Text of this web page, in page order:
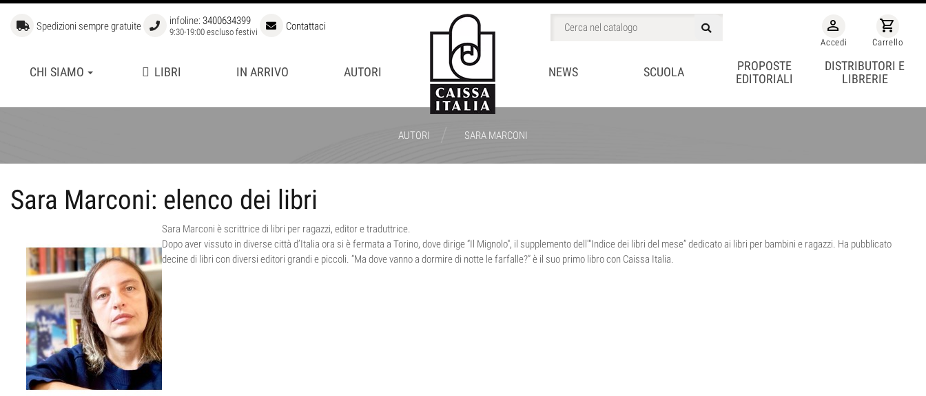
Spedizioni sempre gratuite infoline:3400634399
9:30-19:00 escluso festivi Contattaci shopping_cart
Carrello
person_outline
Accedi
CHI SIAMO LIBRI
LIBRI DI SCACCHI PER BAMBINI
MANUALI DI SCACCHI
SCUOLA SUPERIORE DI SCACCHI
IN ARRIVO AUTORI NEWS SCUOLA
PROPOSTE
EDITORIALI
DISTRIBUTORI E
LIBRERIE
AUTORI / SARA MARCONI
Sara Marconi: elenco dei libri
Sara Marconi è scrittrice di libri per ragazzi, editor e traduttrice.
Dopo aver vissuto in diverse città d’Italia ora si è fermata a Torino, dove dirige “Il Mignolo", il supplemento dell'"Indice dei libri del mese” dedicato ai libri per bambini e ragazzi. Ha pubblicato
decine di libri con diversi editori grandi e piccoli. “Ma dove vanno a dormire di notte le farfalle?” è il suo primo libro con Caissa Italia.